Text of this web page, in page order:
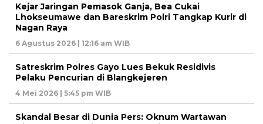
Kejar Jaringan Pemasok Ganja, Bea Cukai
Lhokseumawe dan Bareskrim Polri Tangkap Kurir di
Nagan Raya
6 Agustus 2026 | 12:16 am WIB
Satreskrim Polres Gayo Lues Bekuk Residivis
Pelaku Pencurian di Blangkejeren
4 Mei 2026 | 5:45 pm WIB
Skandal Besar di Dunia Pers: Oknum Wartawan